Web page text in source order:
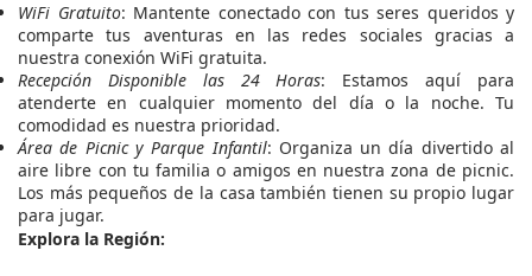
WiFi Gratuito: Mantente conectado con tus seres queridos y
comparte tus aventuras en las redes sociales gracias a
nuestra conexión WiFi gratuita.
Recepción Disponible las 24 Horas: Estamos aquí para
atenderte en cualquier momento del día o la noche. Tu
comodidad es nuestra prioridad.
Área de Picnic y Parque Infantil: Organiza un día divertido al
aire libre con tu familia o amigos en nuestra zona de picnic.
Los más pequeños de la casa también tienen su propio lugar
para jugar.
Explora la Región: